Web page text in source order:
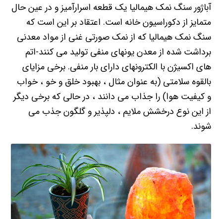
آباژور سنگ نمک هیمالیا یک قطعه اسرارآمیز و در عین حال
متمایز از دکوراسیون خانه است. اعتقاد بر این است که
سنگ نمک هیمالیا که از نمک صورتی غنی از مواد معدنی
برداشت شده از معدن یونهای منفی تولید می کنند-اتم
های اکسیژن با الکترونهای دارای بار منفی. برخی مزایای
بالقوه سلامتی (به عنوان مثال ، بهبود خلق و خو ، خواب
و کیفیت هوا) را جذاب می دانند ، در حالی که برخی دیگر
از این نوع درخشش ملایم ، دلپذیر و گلگون جذب می
شوند.